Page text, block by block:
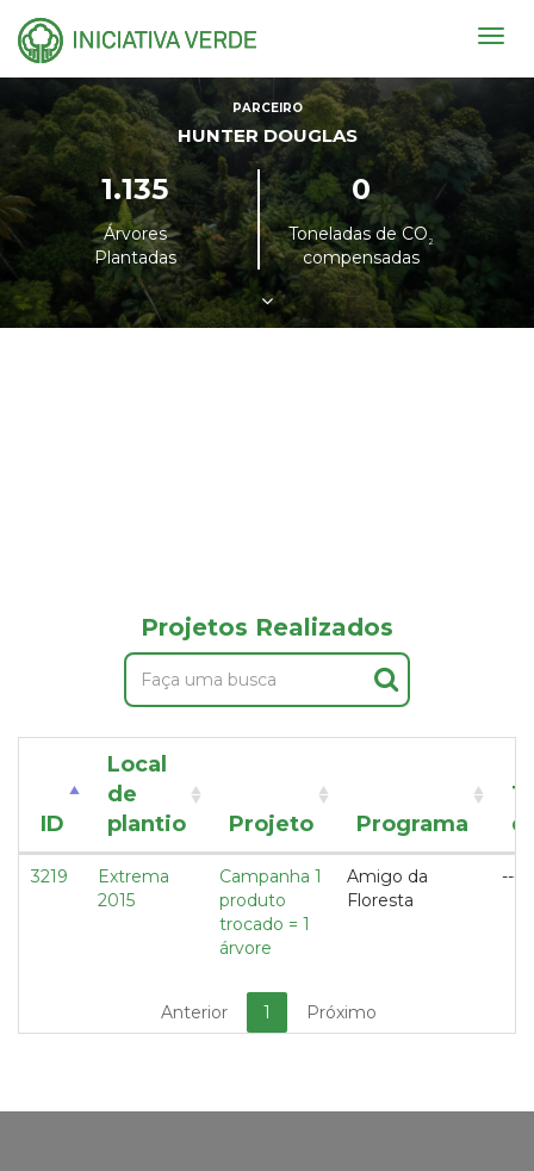
PARCEIRO
HUNTER DOUGLAS
1.135
Árvores
Plantadas
0
Toneladas de CO²
compensadas
Projetos Realizados
ID
Local
de
plantio
Projeto Programa
3219
Extrema
2015
Campanha 1
produto
trocado = 1
árvore
Amigo da
Floresta
---
Anterior 1 Próximo